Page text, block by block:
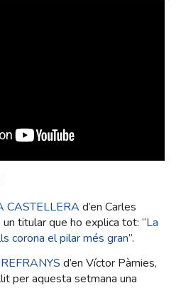
CASTELLERA d’en Carles
titular que ho explica tot: “La
corona el pilar més gran”.
d’en Víctor Pàmies,
per aquesta setmana una